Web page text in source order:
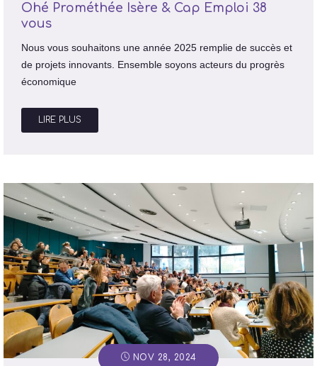
Ohé Prométhée Isère & Cap Emploi 38
vous
Nous vous souhaitons une année 2025 remplie de succès et
de projets innovants. Ensemble soyons acteurs du progrès
économique
LIRE PLUS
NOV 28, 2024